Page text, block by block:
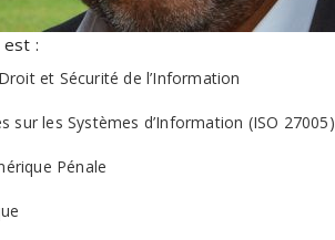
est :
et Sécurité de l’Information
sur les Systèmes d’Information (ISO 27005)
Pénale